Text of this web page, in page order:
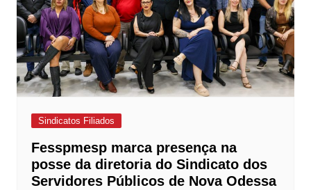
Sindicatos Filiados
Fesspmesp marca presença na
posse da diretoria do Sindicato dos
Servidores Públicos de Nova Odessa